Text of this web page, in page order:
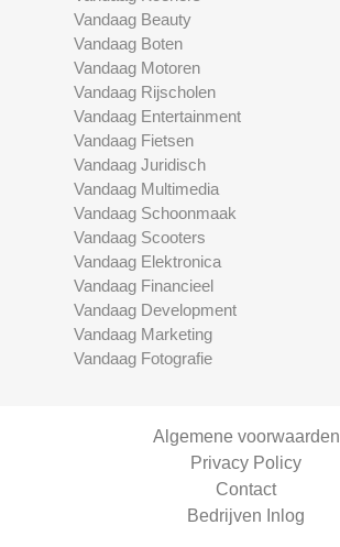
Vandaag Beauty
Vandaag Boten
Vandaag Motoren
Vandaag Rijscholen
Vandaag Entertainment
Vandaag Fietsen
Vandaag Juridisch
Vandaag Multimedia
Vandaag Schoonmaak
Vandaag Scooters
Vandaag Elektronica
Vandaag Financieel
Vandaag Development
Vandaag Marketing
Vandaag Fotografie
Algemene voorwaarden
Privacy Policy
Contact
Bedrijven Inlog